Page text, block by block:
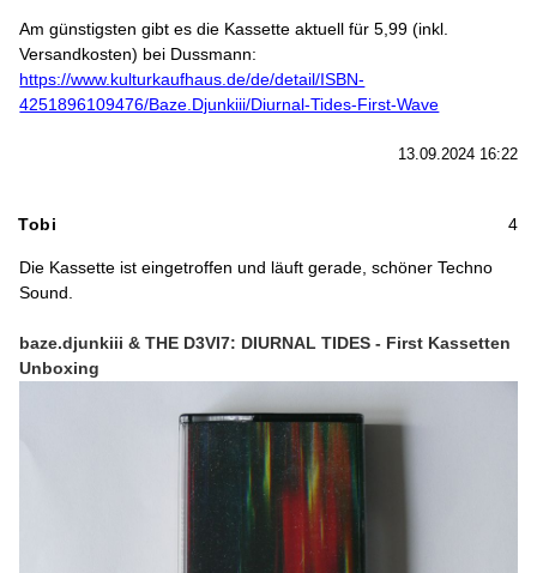
Am günstigsten gibt es die Kassette aktuell für 5,99 (inkl.
Versandkosten) bei Dussmann:
https://www.kulturkaufhaus.de/de/detail/ISBN-
4251896109476/Baze.Djunkiii/Diurnal-Tides-First-Wave
13.09.2024 16:22
4
Tobi
Die Kassette ist eingetroffen und läuft gerade, schöner Techno
Sound.
baze​.​djunkiii & THE D3VI7: DIURNAL TIDES - First Kassetten
Unboxing